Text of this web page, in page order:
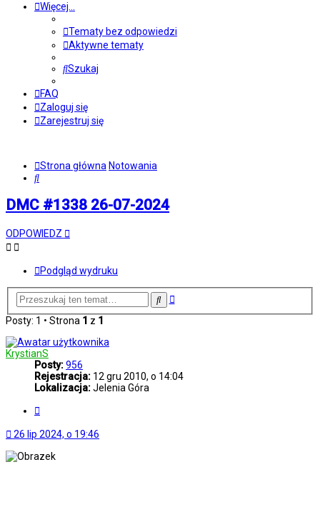
Więcej…
Tematy bez odpowiedzi
Aktywne tematy
Szukaj
FAQ
Zaloguj się
Zarejestruj się
Strona główna Notowania
Szukaj
DMC #1338 26-07-2024
ODPOWIEDZ
Podgląd wydruku
SzukajWyszukiwanie
Posty: 1 • Strona 1 z 1
KrystianS
Posty:956
Rejestracja: 12 gru 2010, o 14:04
Lokalizacja:Jelenia Góra
26 lip 2024, o 19:46